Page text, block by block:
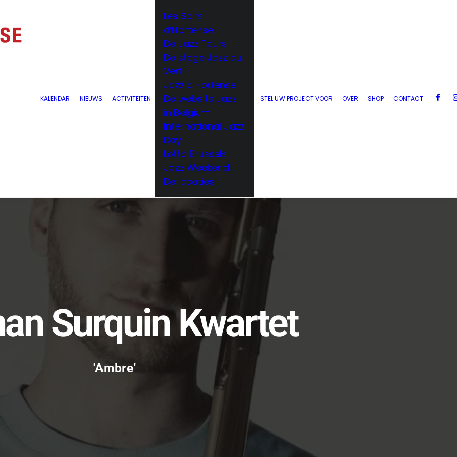
KALENDAR NIEUWS ACTIVITEITEN
Les Soirs
d’Hortense
De Jazz Tours
De stage Jazz au
Vert
Jazz d’Hortense
De website Jazz
in Belgium
International Jazz
Day
Lotto Brussels
Jazz Weekend
De locaties
STEL UW PROJECT VOOR OVER SHOP CONTACT
Surquin Kwartet
'Ambre'